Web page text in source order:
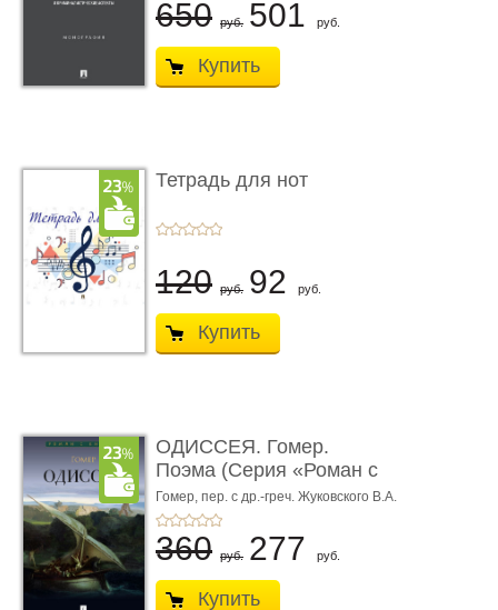
650 руб. 501 руб.
Купить
Тетрадь для нот
120 руб. 92 руб.
Купить
ОДИССЕЯ. Гомер.
Поэма (Серия «Роман с
книгой»)
Гомер, пер. с др.-греч. Жуковского В.А.
360 руб. 277 руб.
Купить